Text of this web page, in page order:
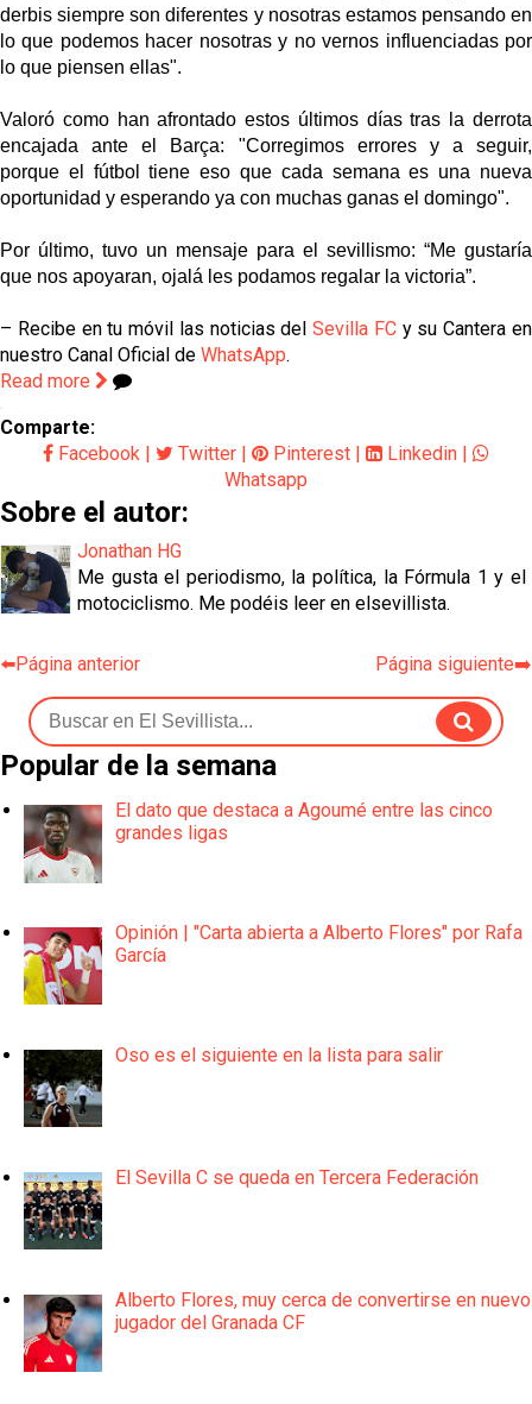
derbis siempre son diferentes y nosotras estamos pensando en
lo que podemos hacer nosotrasy no vernos influenciadas por
lo que piensen ellas".
Valoró como han afrontado estos últimos días tras la derrota
encajada ante el Barça: "Corregimos errores y a seguir,
porque el fútbol tiene eso que cada semana es una nueva
oportunidad y esperando ya con muchas ganas el domingo".
Por último, tuvo un mensaje para el sevillismo: “Me gustaría
que nos apoyaran, ojalá les podamos regalar la victoria”.
– Recibe en tu móvil las noticias delSevilla FCy su Cantera en
nuestro Canal Oficial de WhatsApp.
Read more
Comparte:
Facebook | Twitter | Pinterest | Linkedin |
Whatsapp
Sobre el autor:
Jonathan HG
Me gusta el periodismo, la política, la Fórmula 1 y el
motociclismo. Me podéis leer en elsevillista.
⬅️Página anterior Página siguiente➡️
Popular de la semana
El dato que destaca a Agoumé entre las cinco
grandes ligas
Opinión | "Carta abierta a Alberto Flores" por Rafa
García
Oso es el siguiente en la lista para salir
El Sevilla C se queda en Tercera Federación
Alberto Flores, muy cerca de convertirse en nuevo
jugador del Granada CF